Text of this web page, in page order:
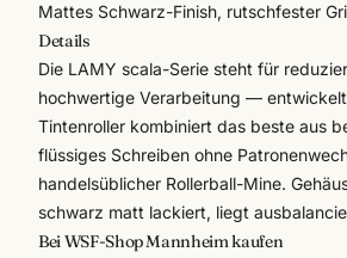
Mattes Schwarz-Finish, rutschfester
Details
Die LAMY scala-Serie steht für
hochwertige Verarbeitung —
Tintenroller kombiniert das beste aus
flüssiges Schreiben ohne
handelsüblicher Rollerball-Mine.
schwarz matt lackiert, liegt
Bei WSF-Shop Mannheim kaufen